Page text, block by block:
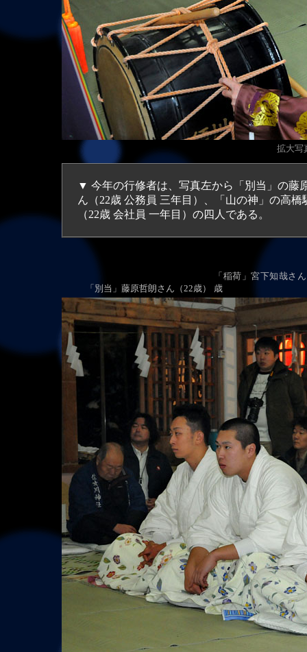
拡大写
▼ 今年の行修者は、写真左から「別当」の藤
ん（22歳 公務員 三年目）、「山の神」の高
（22歳 会社員 一年目）の四人である。
「別当」藤原哲朗さん（22歳）
「稲荷」宮下知哉さ
歳